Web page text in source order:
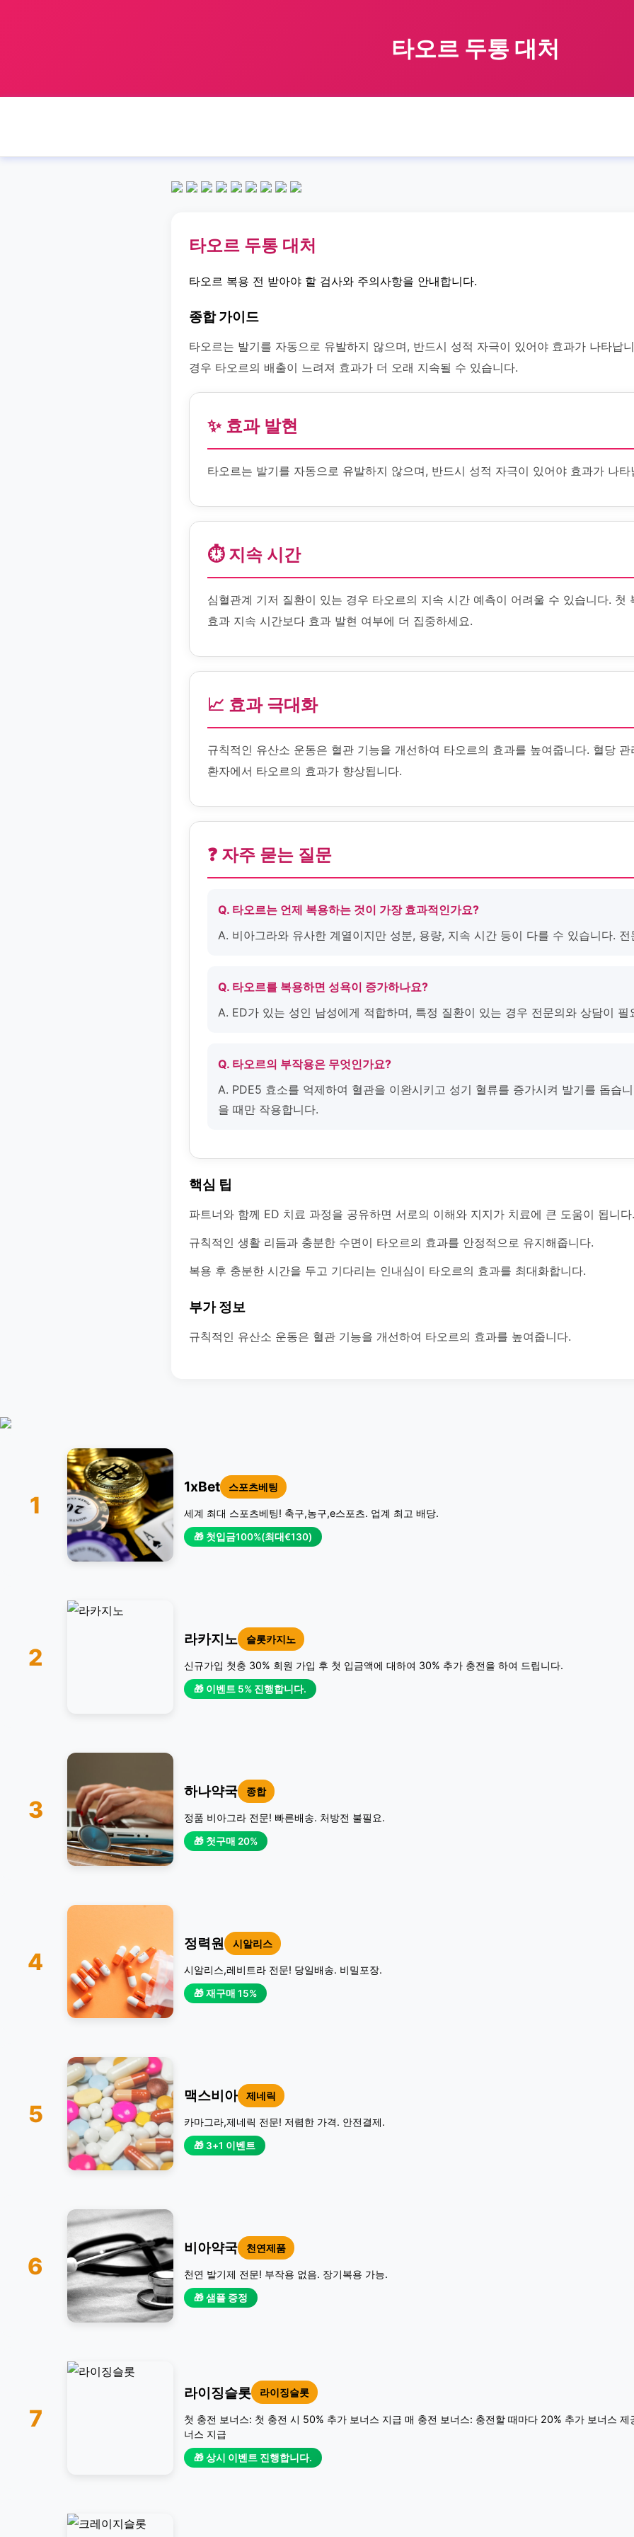
타오르 두통 대처
타오르 두통 대처
타오르 복용 전 받아야 할 검사와 주의사항을 안내합니다.
종합 가이드
타오르는 발기를 자동으로 유발하지 않으며, 반드시 성적 자극이 있어야 효과가 나타납
경우 타오르의 배출이 느려져 효과가 더 오래 지속될 수 있습니다.
✨ 효과 발현
타오르는 발기를 자동으로 유발하지 않으며, 반드시 성적 자극이 있어야 효과가 나타
⏱️ 지속 시간
심혈관계 기저 질환이 있는 경우 타오르의 지속 시간 예측이 어려울 수 있습니다. 첫
효과 지속 시간보다 효과 발현 여부에 더 집중하세요.
📈 효과 극대화
규칙적인 유산소 운동은 혈관 기능을 개선하여 타오르의 효과를 높여줍니다. 혈당
환자에서 타오르의 효과가 향상됩니다.
❓ 자주 묻는 질문
Q. 타오르는 언제 복용하는 것이 가장 효과적인가요?
A. 비아그라와 유사한 계열이지만 성분, 용량, 지속 시간 등이 다를 수 있습니다.
Q. 타오르를 복용하면 성욕이 증가하나요?
A. ED가 있는 성인 남성에게 적합하며, 특정 질환이 있는 경우 전문의와 상담이 필
Q. 타오르의 부작용은 무엇인가요?
A. PDE5 효소를 억제하여 혈관을 이완시키고 성기 혈류를 증가시켜 발기를 돕습
을 때만 작용합니다.
핵심 팁
파트너와 함께 ED 치료 과정을 공유하면 서로의 이해와 지지가 치료에 큰 도움이 됩니다.
규칙적인 생활 리듬과 충분한 수면이 타오르의 효과를 안정적으로 유지해줍니다.
복용 후 충분한 시간을 두고 기다리는 인내심이 타오르의 효과를 최대화합니다.
부가 정보
규칙적인 유산소 운동은 혈관 기능을 개선하여 타오르의 효과를 높여줍니다.
1
1xBet 스포츠베팅
세계 최대 스포츠베팅! 축구,농구,e스포츠. 업계 최고 배당.
🎁 첫입금100%(최대€130)
2
라카지노 슬롯카지노
신규가입 첫충 30% 회원 가입 후 첫 입금액에 대하여 30% 추가 충전을 하여 드립니다.
🎁 이벤트 5% 진행합니다.
3
하나약국 종합
정품 비아그라 전문! 빠른배송. 처방전 불필요.
🎁 첫구매 20%
4
정력원 시알리스
시알리스,레비트라 전문! 당일배송. 비밀포장.
🎁 재구매 15%
5
맥스비아 제네릭
카마그라,제네릭 전문! 저렴한 가격. 안전결제.
🎁 3+1 이벤트
6
비아약국 천연제품
천연 발기제 전문! 부작용 없음. 장기복용 가능.
🎁 샘플 증정
7
라이징슬롯 라이징슬롯
첫 충전 보너스: 첫 충전 시 50% 추가 보너스 지급 매 충전 보너스: 충전할 때마다 20% 추가 보너스
너스 지급
🎁 상시 이벤트 진행합니다.